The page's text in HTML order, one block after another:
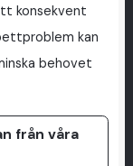
konsekvent
kan
behovet
från våra